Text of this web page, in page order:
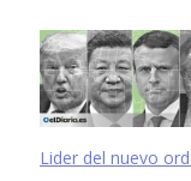
Lider del nuevo